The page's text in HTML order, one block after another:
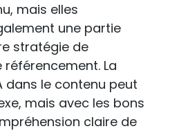
mais elles
une partie
stratégie de
La
dans le contenu peut
mais avec les bons
claire de